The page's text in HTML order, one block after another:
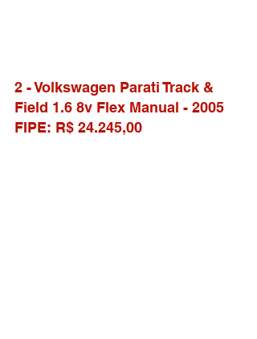
2 - Volkswagen Parati Track &
Field 1.6 8v Flex Manual - 2005
FIPE: R$ 24.245,00